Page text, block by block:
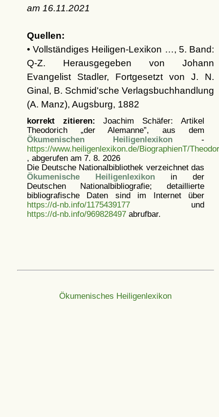
am 16.11.2021
Quellen:
• Vollständiges Heiligen-Lexikon …, 5. Band:
Q-Z. Herausgegeben von Johann
Evangelist Stadler, Fortgesetzt von J. N.
Ginal, B. Schmid'sche Verlagsbuchhandlung
(A. Manz), Augsburg, 1882
korrekt zitieren: Joachim Schäfer: Artikel
Theodorich „der Alemanne”, aus dem
Ökumenischen Heiligenlexikon -
https://www.heiligenlexikon.de/BiographienT/
, abgerufen am 7. 8. 2026
Die Deutsche Nationalbibliothek verzeichnet das
Ökumenische Heiligenlexikonin der
Deutschen Nationalbibliografie; detaillierte
bibliografische Daten sind im Internet über
https://d-nb.info/1175439177und
https://d-nb.info/969828497abrufbar.
Ökumenisches Heiligenlexikon